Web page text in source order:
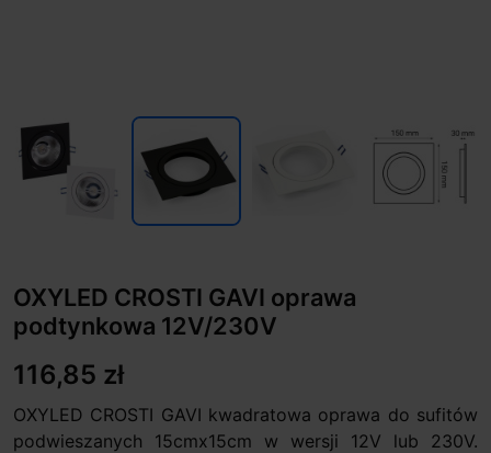
OXYLED CROSTI GAVI oprawa
podtynkowa 12V/230V
116,85 zł
OXYLED CROSTI GAVI kwadratowa oprawa do sufitów
podwieszanych 15cmx15cm w wersji 12V lub 230V.